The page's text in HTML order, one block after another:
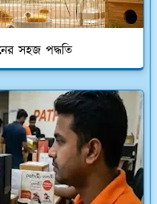
সহজ পদ্ধতি